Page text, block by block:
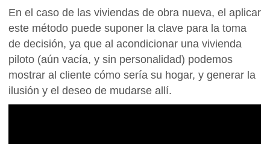
En el caso de las viviendas de obra nueva, el aplicar
este método puede suponer la clave para la toma
de decisión, ya que al acondicionar una vivienda
piloto (aún vacía, y sin personalidad) podemos
mostrar al cliente cómo sería su hogar, y generar la
ilusión y el deseo de mudarse allí.